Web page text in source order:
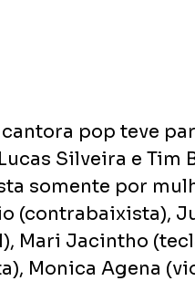
cantora pop teve
Silveira e Tim
somente por
(contrabaixista),
Mari Jacintho
Monica Agena